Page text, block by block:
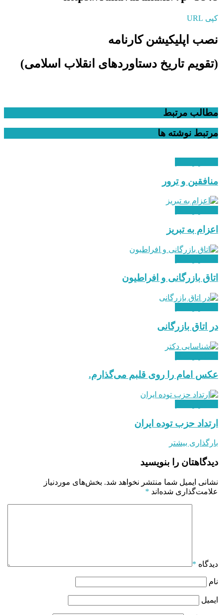
کپی URL
نصب اپلیکیشن کارنامه
(تقویم تاریخ دستاوردهای انقلاب اسلامی​)
مطالب مرتبط
مرتبط نوشته ها
منافقین و ترور
اعزام به تبریز
اتاق بازرگانی و افراطیون
در اتاق بازرگانی
عکس امام را روی قلبم می‌گذارم.
ارتداد حزب توده ایران
بارگذاری بیشتر
دیدگاهتان را بنویسید
نشانی ایمیل شما منتشر نخواهد شد. بخش‌های موردنیاز
علامت‌گذاری شده‌اند *
دیدگاه *
نام
ایمیل